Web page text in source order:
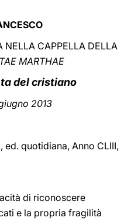
中文
LATINE
NELLA CAPPELLA DELLA
MARTHAE
del cristiano
2013
, ed. quotidiana, Anno CLIII,
di riconoscere
e la propria fragilità